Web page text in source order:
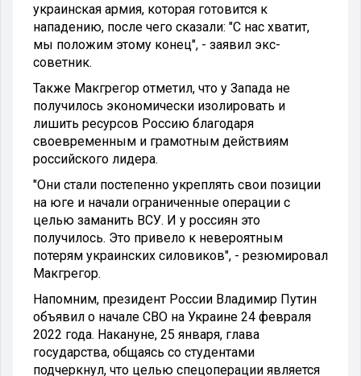
украинская армия, которая готовится к
нападению, после чего сказали: "С нас хватит,
мы положим этому конец", - заявил экс-
советник.
Также Макгрегор отметил, что у Запада не
получилось экономически изолировать и
лишить ресурсов Россию благодаря
своевременным и грамотным действиям
российского лидера.
"Они стали постепенно укреплять свои позиции
на юге и начали ограниченные операции с
целью заманить ВСУ. И у россиян это
получилось. Это привело к невероятным
потерям украинских силовиков", - резюмировал
Макгрегор.
Напомним, президент России Владимир Путин
объявил о начале СВО на Украине 24 февраля
2022 года. Накануне, 25 января, глава
государства, общаясь со студентами
подчеркнул, что целью спецоперации является